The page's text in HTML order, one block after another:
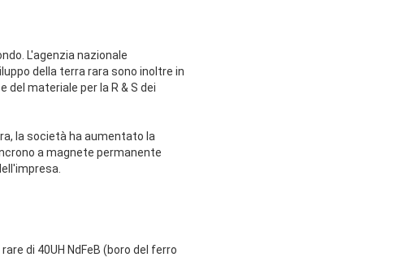
L'agenzia nazionale
della terra rara sono inoltre in
materiale per la R & S dei
la società ha aumentato la
a magnete permanente
di 40UH NdFeB (boro del ferro